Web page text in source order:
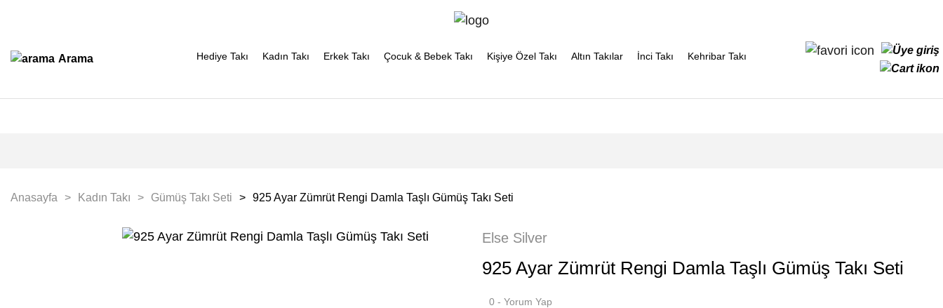
Arama Hediye Takı Kadın Takı Erkek Takı Çocuk & Bebek Takı Kişiye Özel Takı Altın Takılar İnci Takı Kehribar Takı
Anasayfa Kadın Takı Gümüş Takı Seti 925 Ayar Zümrüt Rengi Damla Taşlı Gümüş Takı Seti
Else Silver
925 Ayar Zümrüt Rengi Damla Taşlı Gümüş Takı Seti
0 - Yorum Yap